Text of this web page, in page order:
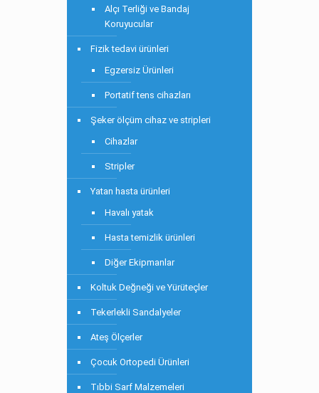
Alçı Terliği ve Bandaj
Koruyucular
Fizik tedavi ürünleri
Egzersiz Ürünleri
Portatif tens cihazları
Şeker ölçüm cihaz ve stripleri
Cihazlar
Stripler
Yatan hasta ürünleri
Havalı yatak
Hasta temizlik ürünleri
Diğer Ekipmanlar
Koltuk Değneği ve Yürüteçler
Tekerlekli Sandalyeler
Ateş Ölçerler
Çocuk Ortopedi Ürünleri
Tıbbi Sarf Malzemeleri